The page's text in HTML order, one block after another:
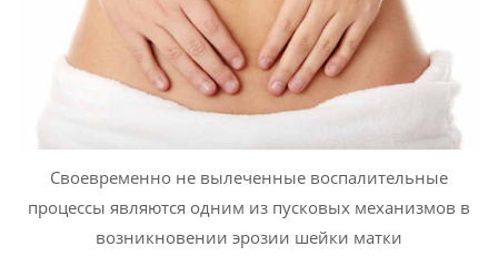
Своевременно не вылеченные воспалительные
процессы являются одним из пусковых механизмов в
возникновении эрозии шейки матки